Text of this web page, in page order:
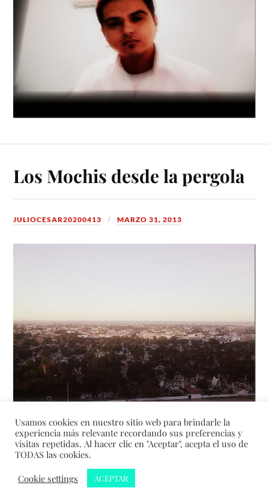
Los Mochis desde la pergola
JULIOCESAR20200413 MARZO 31, 2013
CREADO CON WORDPRESS
Usamos cookies en nuestro sitio web para brindarle la
experiencia más relevante recordando sus preferencias y
visitas repetidas. Al hacer clic en "Aceptar", acepta el uso de
TODAS las cookies.
Cookie settings
ACEPTAR